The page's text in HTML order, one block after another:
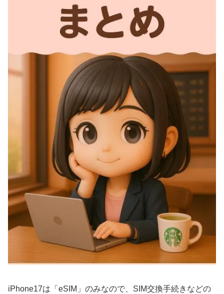
iPhone17は「eSIM」のみなので、SIM交換手続きなどの